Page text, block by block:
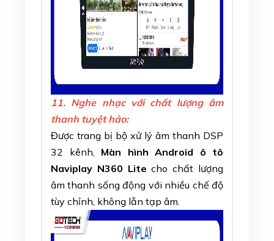
11. Nghe nhạc với chất lượng âm
thanh tuyệt hảo:
Được trang bị bộ xử lý âm thanh DSP
32 kênh, Màn hình Android ô tô
Naviplay N360 Lite cho chất lượng
âm thanh sống động với nhiều chế độ
tùy chỉnh, không lẫn tạp âm.